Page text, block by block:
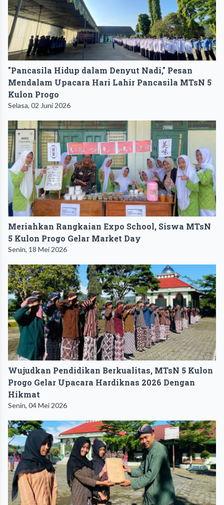
"Pancasila Hidup dalam Denyut Nadi," Pesan
Mendalam Upacara Hari Lahir Pancasila MTsN 5
Kulon Progo
Selasa, 02 Juni 2026
Meriahkan Rangkaian Expo School, Siswa MTsN
5 Kulon Progo Gelar Market Day
Senin, 18 Mei 2026
Wujudkan Pendidikan Berkualitas, MTsN 5 Kulon
Progo Gelar Upacara Hardiknas 2026 Dengan
Hikmat
Senin, 04 Mei 2026